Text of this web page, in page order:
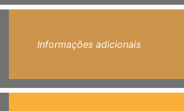
Informações adicionais